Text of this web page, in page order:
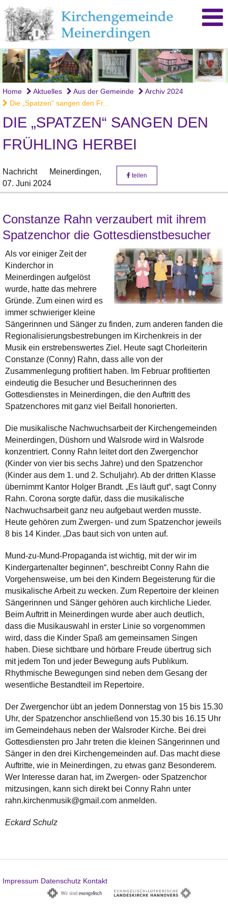
Home Aktuelles Aus der Gemeinde
Archiv 2024
Die „Spatzen“ sangen den Fr...
DIE „SPATZEN“ SANGEN DEN
FRÜHLING HERBEI
Nachricht
Meinerdingen,
07. Juni 2024
teilen
Constanze Rahn verzaubert mit ihrem
Spatzenchor die Gottesdienstbesucher
Als vor einiger Zeit der
Kinderchor in
Meinerdingen aufgelöst
wurde, hatte das mehrere
Gründe. Zum einen wird es
immer schwieriger kleine
Sängerinnen und Sänger zu finden, zum anderen fanden die
Regionalisierungsbestrebungen im Kirchenkreis in der
Musik ein erstrebenswertes Ziel. Heute sagt Chorleiterin
Constanze (Conny) Rahn, dass alle von der
Zusammenlegung profitiert haben. Im Februar profitierten
eindeutig die Besucher und Besucherinnen des
Gottesdienstes in Meinerdingen, die den Auftritt des
Spatzenchores mit ganz viel Beifall honorierten.
Die musikalische Nachwuchsarbeit der Kirchengemeinden
Meinerdingen, Düshorn und Walsrode wird in Walsrode
konzentriert. Conny Rahn leitet dort den Zwergenchor
(Kinder von vier bis sechs Jahre) und den Spatzenchor
(Kinder aus dem 1. und 2. Schuljahr). Ab der dritten Klasse
übernimmt Kantor Holger Brandt. „Es läuft gut“, sagt Conny
Rahn. Corona sorgte dafür, dass die musikalische
Nachwuchsarbeit ganz neu aufgebaut werden musste.
Heute gehören zum Zwergen- und zum Spatzenchor jeweils
8 bis 14 Kinder. „Das baut sich von unten auf.
Mund-zu-Mund-Propaganda ist wichtig, mit der wir im
Kindergartenalter beginnen“, beschreibt Conny Rahn die
Vorgehensweise, um bei den Kindern Begeisterung für die
musikalische Arbeit zu wecken. Zum Repertoire der kleinen
Sängerinnen und Sänger gehören auch kirchliche Lieder.
Beim Auftritt in Meinerdingen wurde aber auch deutlich,
dass die Musikauswahl in erster Linie so vorgenommen
wird, dass die Kinder Spaß am gemeinsamen Singen
haben. Diese sichtbare und hörbare Freude übertrug sich
mit jedem Ton und jeder Bewegung aufs Publikum.
Rhythmische Bewegungen sind neben dem Gesang der
wesentliche Bestandteil im Repertoire.
Der Zwergenchor übt an jedem Donnerstag von 15 bis 15.30
Uhr, der Spatzenchor anschließend von 15.30 bis 16.15 Uhr
im Gemeindehaus neben der Walsroder Kirche. Bei drei
Gottesdiensten pro Jahr treten die kleinen Sängerinnen und
Sänger in den drei Kirchengemeinden auf. Das macht diese
Auftritte, wie in Meinerdingen, zu etwas ganz Besonderem.
Wer Interesse daran hat, im Zwergen- oder Spatzenchor
mitzusingen, kann sich direkt bei Conny Rahn unter
rahn.kirchenmusik@gmail.com anmelden.
Eckard Schulz
Impressum Datenschutz Kontakt